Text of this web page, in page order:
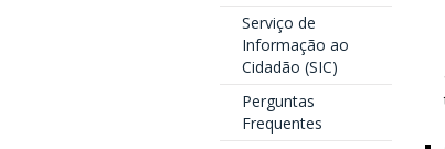
Serviço de
Informação ao
Cidadão (SIC)
Perguntas
Frequentes